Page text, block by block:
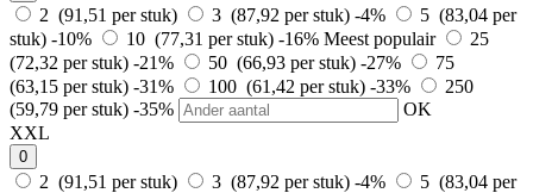
2 (91,51 per stuk) 3 (87,92 per stuk) -4%
5 (83,04 per
stuk) -10% 10 (77,31 per stuk) -16% Meest populair
25
(72,32 per stuk) -21% 50 (66,93 per stuk) -27%
75
(63,15 per stuk) -31% 100 (61,42 per stuk) -33%
250
(59,79 per stuk) -35%
OK
XXL
0
2 (91,51 per stuk) 3 (87,92 per stuk) -4%
5 (83,04 per